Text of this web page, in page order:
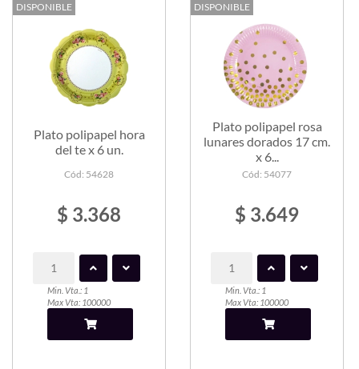
DISPONIBLE
Plato polipapel hora
del te x 6 un.
Cód: 54628
$ 3.368
Min. Vta.: 1
Max Vta: 100000
DISPONIBLE
Plato polipapel rosa
lunares dorados 17 cm.
x 6...
Cód: 54077
$ 3.649
Min. Vta.: 1
Max Vta: 100000